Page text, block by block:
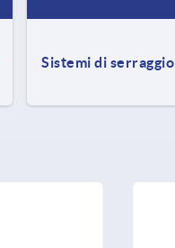
Sistemi di serraggio